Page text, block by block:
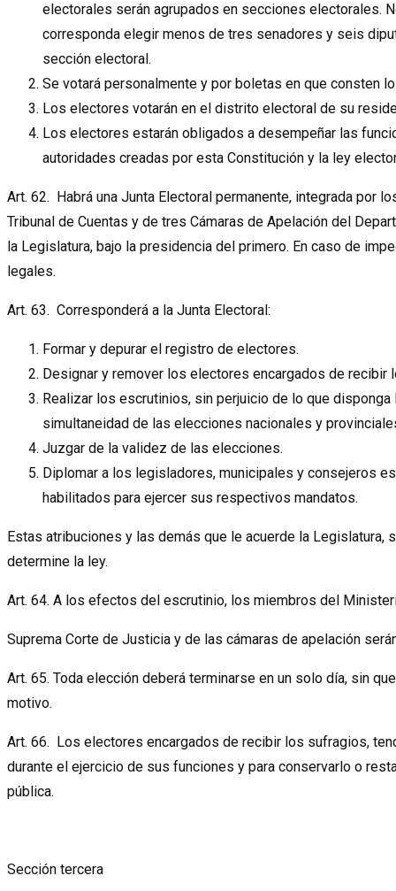
electorales serán agrupados en secciones electorales.
corresponda elegir menos de tres senadores y seis
sección electoral.
Se votará personalmente y por boletas en que consten
Los electores votarán en el distrito electoral de su
Los electores estarán obligados a desempeñar las
autoridades creadas por esta Constitución y la ley
Art. 62. Habrá una Junta Electoral permanente, integrada por
Tribunal de Cuentas y de tres Cámaras de Apelación del
la Legislatura, bajo la presidencia del primero. En caso de
legales.
Art. 63. Corresponderá a la Junta Electoral:
Formar y depurar el registro de electores.
Designar y remover los electores encargados de recibir
Realizar los escrutinios, sin perjuicio de lo que
simultaneidad de las elecciones nacionales y
Juzgar de la validez de las elecciones.
Diplomar a los legisladores, municipales y consejeros
habilitados para ejercer sus respectivos mandatos.
Estas atribuciones y las demás que le acuerde la
determine la ley.
Art. 64. A los efectos del escrutinio, los miembros del
Suprema Corte de Justicia y de las cámaras de apelación
Art. 65. Toda elección deberá terminarse en un solo día, sin
motivo.
Art. 66. Los electores encargados de recibir los sufragios,
durante el ejercicio de sus funciones y para conservarlo o
pública.
Sección tercera